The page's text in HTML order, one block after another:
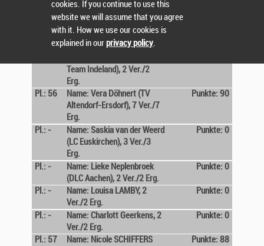
Ver./3 Erg.
Name: Manoa BOUTET, 2
Ver./2 Erg.
Name: Heike Schülter
Team Indeland), 2 Ver./2
Erg.
Pl.: 56
Name: Vera Döhnert (TV
Altendorf-Ersdorf), 7 Ver./7
Erg.
Punkte: 90
Pl.: -
Name: Saskia van der Weerd
(LC Euskirchen), 3 Ver./3
Erg.
Punkte: 0
Pl.: -
Name: Lieke Neplenbroek
(DLC Aachen), 2 Ver./2 Erg.
Punkte: 0
Pl.: -
Name: Louisa LAMBY, 2
Ver./2 Erg.
Punkte: 0
Pl.: -
Name: Charlott Geerkens, 2
Ver./2 Erg.
Punkte: 0
Pl.: 57
Name: Nicole SCHIFFERS
Punkte: 88
cookies. If you continue to use this
website we will assume that you agree
with it. How we use our cookies is
explained in ourprivacy policy.